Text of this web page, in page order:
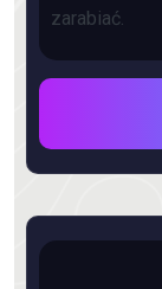
zarabiać.